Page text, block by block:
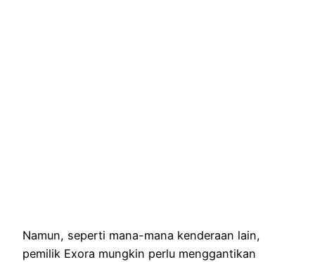
Namun, seperti mana-mana kenderaan lain,
pemilik Exora mungkin perlu menggantikan